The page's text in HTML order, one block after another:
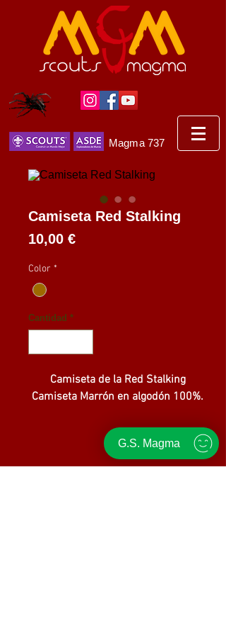
Magma 737
Camiseta Red Stalking
10,00 €Precio
Color *
Cantidad *
Camiseta de la Red Stalking
Camiseta Marrón en algodón 100%.
G.S. Magma